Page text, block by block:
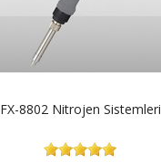
FX-8802 Nitrojen Sistemleri